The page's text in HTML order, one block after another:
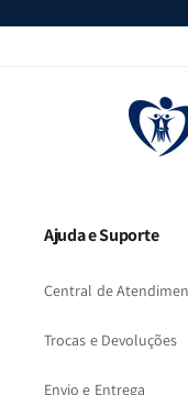
Ajuda e Suporte
Central de
Trocas e Devoluções
Envio e Entrega